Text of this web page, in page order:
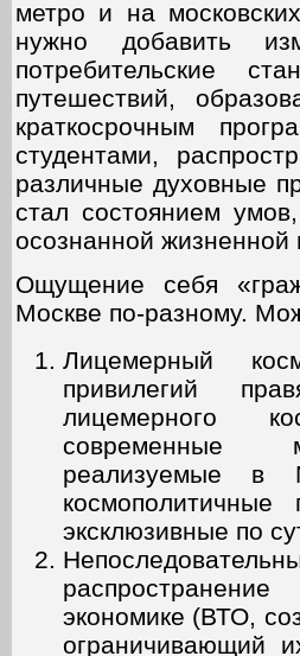
метро и на
нужно добавить
потребительские
путешествий,
краткосрочным
студентами,
различные духовные
стал состоянием
осознанной жизненной
Ощущение себя
Москве по-разному.
Лицемерный
привилегий
лицемерного
современные
реализуемые в
эксклюзивные по
экономике (ВТО,
ограничивающий